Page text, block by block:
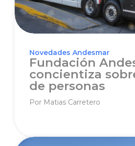
Novedades Andesmar
Fundación
concientiza
de personas
Por Matias Carretero